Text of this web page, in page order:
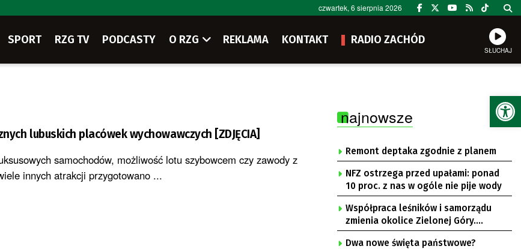
czwartek, 6 sierpnia 2026
SPORT RZG TV PODCASTY O RZG REKLAMA KONTAKT RADIO ZACHÓD
SŁUCHAJ
lubuskich placówek wychowawczych [ZDJĘCIA]
samochodów, możliwość lotu szybowcem czy zawody z
innych atrakcji przygotowano ...
najnowsze
Remont deptaka zgodnie z planem
NFZ ostrzega przed upałami: ponad
10 proc. z nas w ogóle nie pije wody
Współpraca leśników i samorządu
zmienia okolice Zielonej Góry.
Powstają nowe ścieżki rowerowe
Dwa nowe święta państwowe?